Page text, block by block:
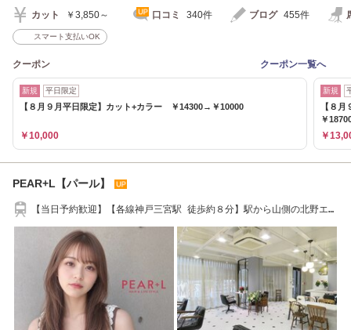
カット ￥3,850～ 口コミ 340件 ブログ 455件
スマート支払いOK
クーポン クーポン一覧へ
新規 平日限定
【８月９月平日限定】カット+カラー ￥14300→￥10000
￥10,000
新規
【８
￥
￥
PEAR+L【パール】
【当日予約歓迎】【各線神戸三宮駅 徒歩約８分】駅から山側の北野エリ